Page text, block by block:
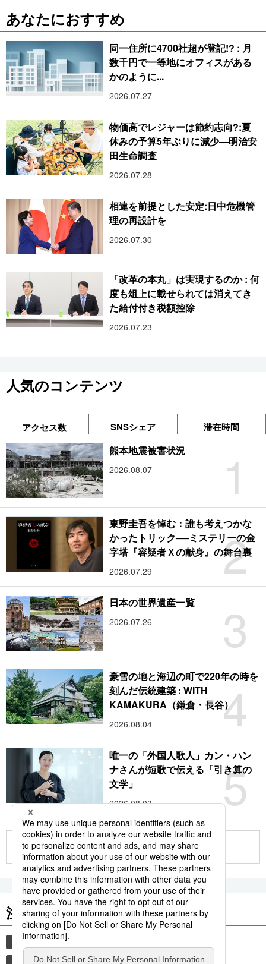
あなたにおすすめ
同一住所に4700社超が登記!? : 月
数千円で一等地にオフィスがある
かのように...
2026.07.27
物価高でレジャーは節約志向?:夏
休みの予算5年ぶりに減少―明治安
田生命調査
2026.07.28
相違を前提とした安定:日中危機管
理の再設計を
2026.07.30
「改革の本丸」は実現するのか : 何
度も俎上に載せられては消えてき
た給付付き税額控除
2026.07.23
人気のコンテンツ
アクセス数 SNSシェア 滞在時間
1
熊本地震被害状況
2026.08.07
2
東野圭吾を悼む：誰も考えつかな
かったトリック──ミステリーの金
字塔『容疑者Ｘの献身』の舞台裏
2026.07.29
3
日本の世界遺産一覧
2026.07.26
4
豪雪の地と海辺の町で220年の時を
刻んだ伝統建築 : WITH
KAMAKURA（鎌倉・長谷）
2026.08.04
5
唯一の「外国人歌人」カン・ハン
ナさんが短歌で伝える「引き算の
文学」
2026.08.03
もっと見る
注目のキーワード
共同通信ニュース